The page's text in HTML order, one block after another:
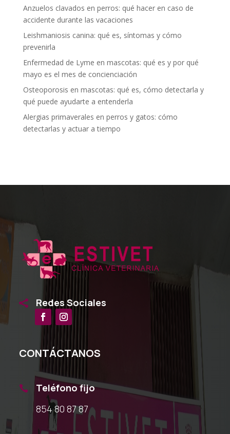
Anzuelos clavados en perros: qué hacer en caso de
accidente durante las vacaciones
Leishmaniosis canina: qué es, síntomas y cómo
prevenirla
Enfermedad de Lyme en mascotas: qué es y por qué
mayo es el mes de concienciación
Osteoporosis en mascotas: qué es, cómo detectarla y
qué puede ayudarte a entenderla
Alergias primaverales en perros y gatos: cómo
detectarlas y actuar a tiempo
 Redes Sociales
CONTÁCTANOS

Teléfono fijo
854 80 87 87